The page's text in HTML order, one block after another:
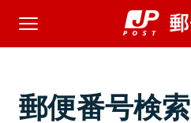
郵便番号検索